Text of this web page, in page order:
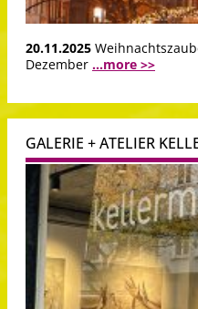
20.11.2025
Dezember ...more >>
GALERIE + ATELIER